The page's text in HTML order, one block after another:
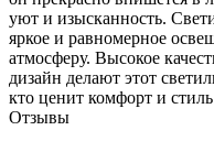
уют и изысканность.
яркое и равномерное
атмосферу. Высокое
дизайн делают этот
кто ценит комфорт и
Отзывы